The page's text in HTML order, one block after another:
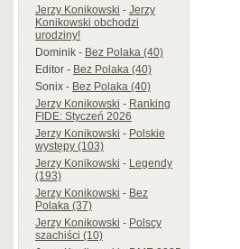
Jerzy Konikowski-Jerzy
Konikowski obchodzi
urodziny!
Dominik-Bez Polaka (40)
Editor-Bez Polaka (40)
Sonix-Bez Polaka (40)
Jerzy Konikowski-Ranking
FIDE: Styczeń 2026
Jerzy Konikowski-Polskie
występy (103)
Jerzy Konikowski-Legendy
(193)
Jerzy Konikowski-Bez
Polaka (37)
Jerzy Konikowski-Polscy
szachiści (10)